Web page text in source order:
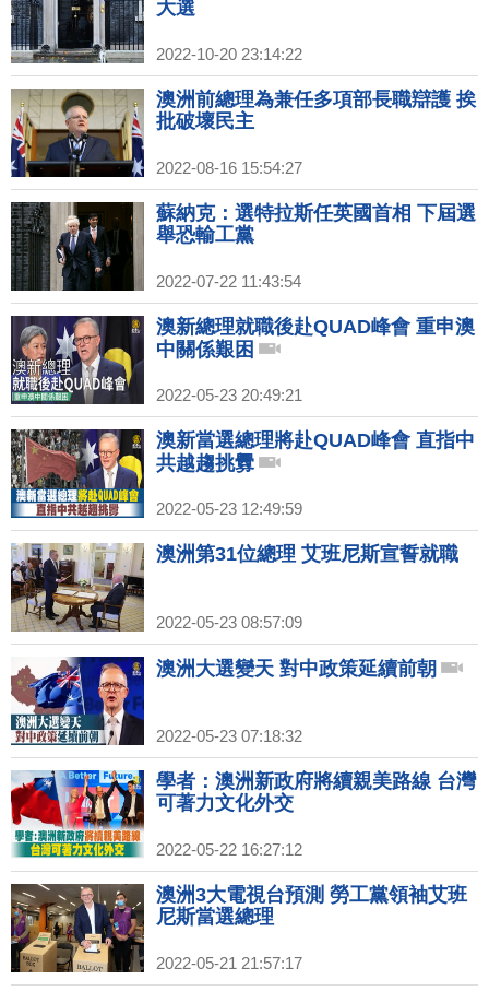
大選
2022-10-20 23:14:22
澳洲前總理為兼任多項部長職辯護 挨
批破壞民主
2022-08-16 15:54:27
蘇納克：選特拉斯任英國首相 下屆選
舉恐輸工黨
2022-07-22 11:43:54
澳新總理就職後赴QUAD峰會 重申澳
中關係艱困
2022-05-23 20:49:21
澳新當選總理將赴QUAD峰會 直指中
共越趨挑釁
2022-05-23 12:49:59
澳洲第31位總理 艾班尼斯宣誓就職
2022-05-23 08:57:09
澳洲大選變天 對中政策延續前朝
2022-05-23 07:18:32
學者：澳洲新政府將續親美路線 台灣
可著力文化外交
2022-05-22 16:27:12
澳洲3大電視台預測 勞工黨領袖艾班
尼斯當選總理
2022-05-21 21:57:17